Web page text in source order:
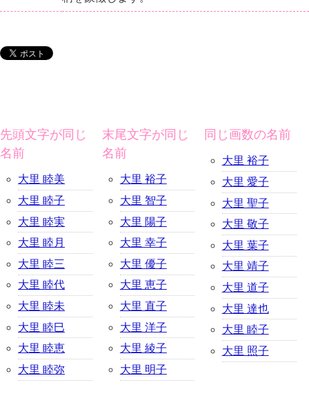
先頭文字が同じ
名前
大里 睦美
大里 睦子
大里 睦実
大里 睦月
大里 睦三
大里 睦代
大里 睦未
大里 睦巳
大里 睦恵
大里 睦弥
末尾文字が同じ
名前
大里 裕子
大里 智子
大里 陽子
大里 幸子
大里 優子
大里 恵子
大里 直子
大里 洋子
大里 綾子
大里 明子
同じ画数の名前
大里 裕子
大里 愛子
大里 聖子
大里 敬子
大里 葉子
大里 靖子
大里 道子
大里 達也
大里 睦子
大里 照子